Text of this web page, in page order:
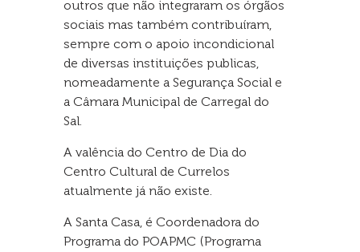
outros que não integraram os órgãos
sociais mas também contribuíram,
sempre com o apoio incondicional
de diversas instituições publicas,
nomeadamente a Segurança Social e
a Câmara Municipal de Carregal do
Sal.
A valência do Centro de Dia do
Centro Cultural de Currelos
atualmente já não existe.
A Santa Casa, é Coordenadora do
Programa do POAPMC (Programa